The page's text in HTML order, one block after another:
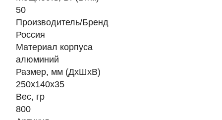
50
Производитель/Бренд
Россия
Материал корпуса
алюминий
Размер, мм (ДхШхВ)
250х140х35
Вес, гр
800